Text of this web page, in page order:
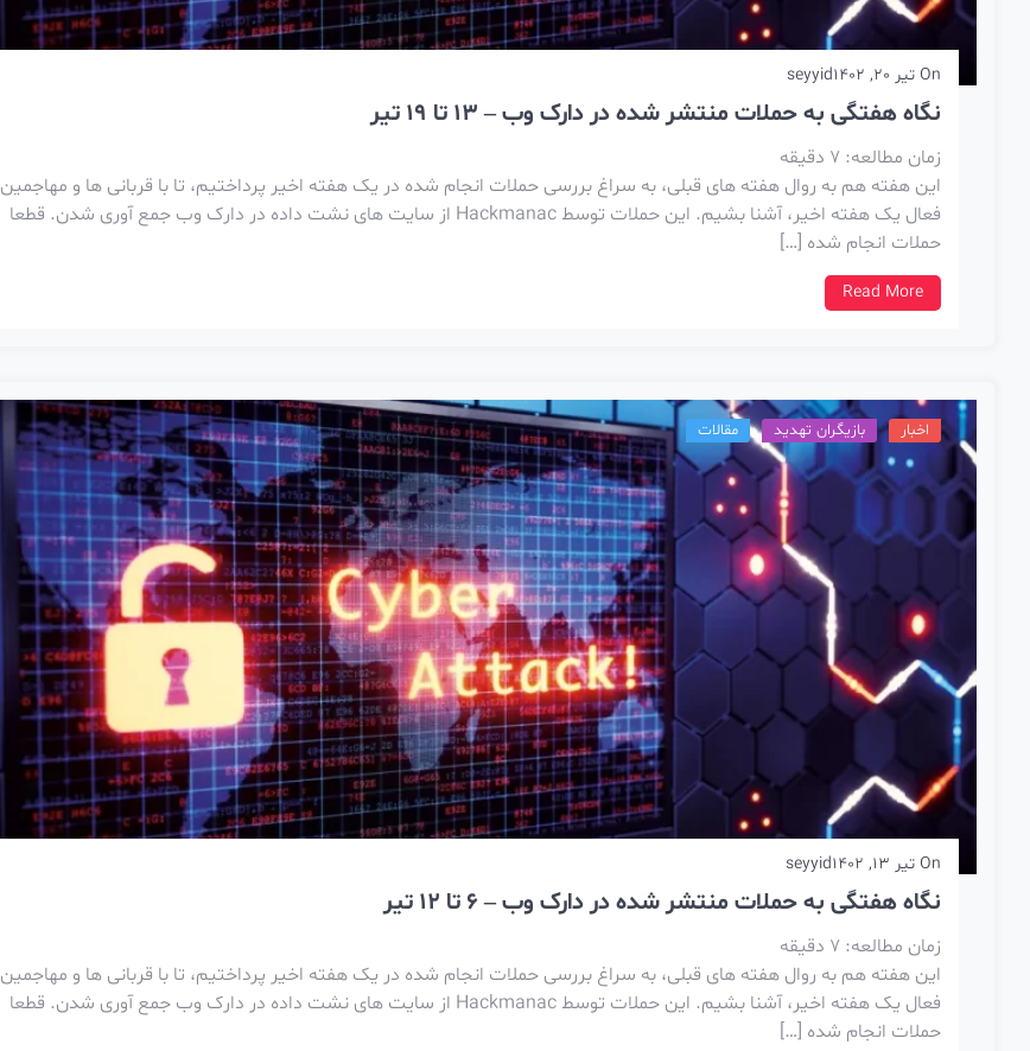
On تیر 20, 1402 seyyid
نگاه هفتگی به حملات منتشر شده در دارک وب – 13 تا 19 تیر
زمان مطالعه: 7 دقیقه
این هفته هم به روال هفته های قبلی، به سراغ بررسی حملات انجام شده در یک هفته اخیر پرداختیم، تا با قربانی ها و مهاجمین
فعال یک هفته اخیر، آشنا بشیم. این حملات توسط Hackmanac از سایت های نشت داده در دارک وب جمع آوری شدن. قطعا
حملات انجام شده […]
Read More
اخبار بازیگران تهدید مقالات
On تیر 13, 1402 seyyid
نگاه هفتگی به حملات منتشر شده در دارک وب – 6 تا 12 تیر
زمان مطالعه: 7 دقیقه
این هفته هم به روال هفته های قبلی، به سراغ بررسی حملات انجام شده در یک هفته اخیر پرداختیم، تا با قربانی ها و مهاجمین
فعال یک هفته اخیر، آشنا بشیم. این حملات توسط Hackmanac از سایت های نشت داده در دارک وب جمع آوری شدن. قطعا
حملات انجام شده […]